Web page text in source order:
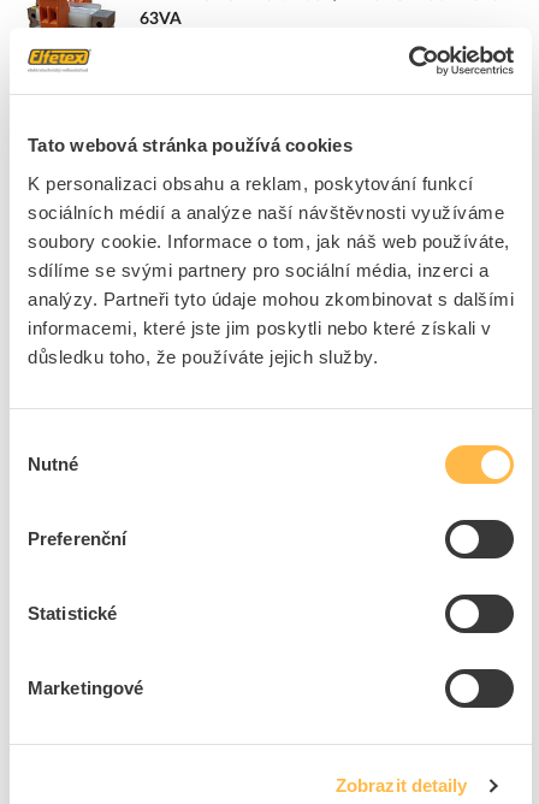
Tato webová stránka používá cookies
K personalizaci obsahu a reklam, poskytování funkcí
sociálních médií a analýze naší návštěvnosti využíváme
soubory cookie. Informace o tom, jak náš web používáte,
sdílíme se svými partnery pro sociální média, inzerci a
analýzy. Partneři tyto údaje mohou zkombinovat s dalšími
informacemi, které jste jim poskytli nebo které získali v
důsledku toho, že používáte jejich služby.
souhlasu
Nutné
Preferenční
Statistické
Marketingové
Zobrazit detaily
63VA
Kód výrobce
JBC E2532-1045
ks do košíku
Přidat k porovnání
9dní 10
3 ks
9dní 14 ks